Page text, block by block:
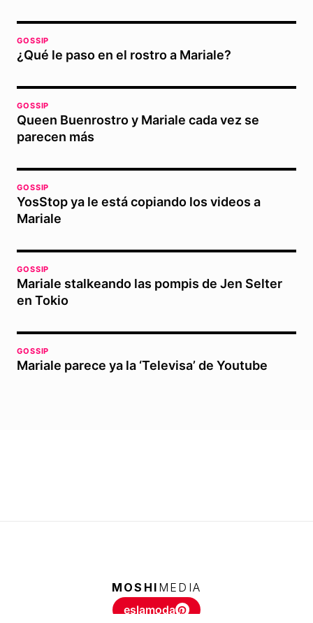
GOSSIP
¿Qué le paso en el rostro a Mariale?
GOSSIP
Queen Buenrostro y Mariale cada vez se
parecen más
GOSSIP
YosStop ya le está copiando los videos a
Mariale
GOSSIP
Mariale stalkeando las pompis de Jen Selter
en Tokio
GOSSIP
Mariale parece ya la ‘Televisa’ de Youtube
MOSHI MEDIA
eslamoda